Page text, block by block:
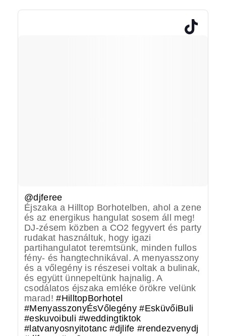
@djferee
Éjszaka a Hilltop Borhotelben, ahol a zene
és az energikus hangulat sosem áll meg!
DJ-zésem közben a CO2 fegyvert és party
rudakat használtuk, hogy igazi
partihangulatot teremtsünk, minden fullos
fény- és hangtechnikával. A menyasszony
és a vőlegény is részesei voltak a bulinak,
és együtt ünnepeltünk hajnalig. A
csodálatos éjszaka emléke örökre velünk
marad!#HilltopBorhotel
#MenyasszonyÉsVőlegény #EsküvőiBuli
#eskuvoibuli #weddingtiktok
#latvanyosnyitotanc #djlife #rendezvenydj